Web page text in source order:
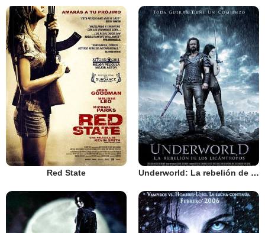
Red State Underworld: La rebelión de los licántropos